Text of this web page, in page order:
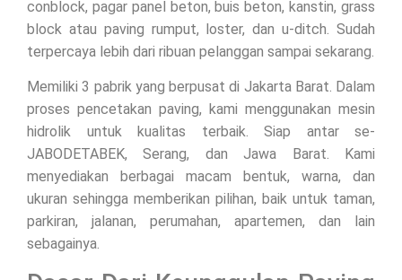
conblock, pagar panel beton, buis beton, kanstin, grass
block atau paving rumput, loster, dan u-ditch. Sudah
terpercaya lebih dari ribuan pelanggan sampai sekarang.
Memiliki 3 pabrik yang berpusat di Jakarta Barat. Dalam
proses pencetakan paving, kami menggunakan mesin
hidrolik untuk kualitas terbaik. Siap antar se-
JABODETABEK, Serang, dan Jawa Barat. Kami
menyediakan berbagai macam bentuk, warna, dan
ukuran sehingga memberikan pilihan, baik untuk taman,
parkiran, jalanan, perumahan, apartemen, dan lain
sebagainya.